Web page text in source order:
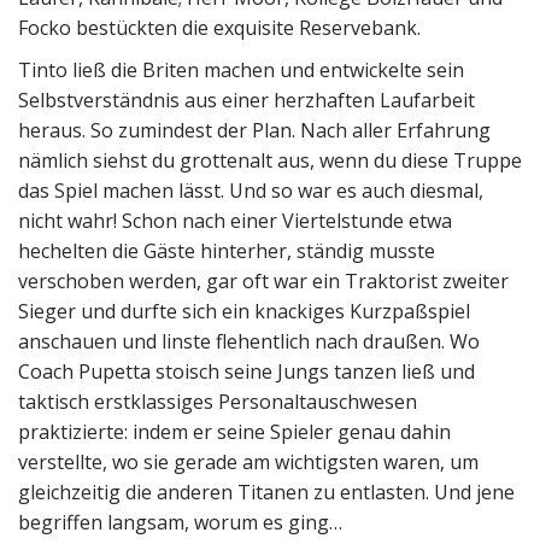
Focko bestückten die exquisite Reservebank.
Tinto ließ die Briten machen und entwickelte sein
Selbstverständnis aus einer herzhaften Laufarbeit
heraus. So zumindest der Plan. Nach aller Erfahrung
nämlich siehst du grottenalt aus, wenn du diese Truppe
das Spiel machen lässt. Und so war es auch diesmal,
nicht wahr! Schon nach einer Viertelstunde etwa
hechelten die Gäste hinterher, ständig musste
verschoben werden, gar oft war ein Traktorist zweiter
Sieger und durfte sich ein knackiges Kurzpaßspiel
anschauen und linste flehentlich nach draußen. Wo
Coach Pupetta stoisch seine Jungs tanzen ließ und
taktisch erstklassiges Personaltauschwesen
praktizierte: indem er seine Spieler genau dahin
verstellte, wo sie gerade am wichtigsten waren, um
gleichzeitig die anderen Titanen zu entlasten. Und jene
begriffen langsam, worum es ging…